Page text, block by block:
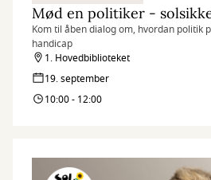
Mød en politiker -
Kom til åben dialog om, hvordan politik
handicap
1. Hovedbiblioteket
19. september
10:00 - 12:00